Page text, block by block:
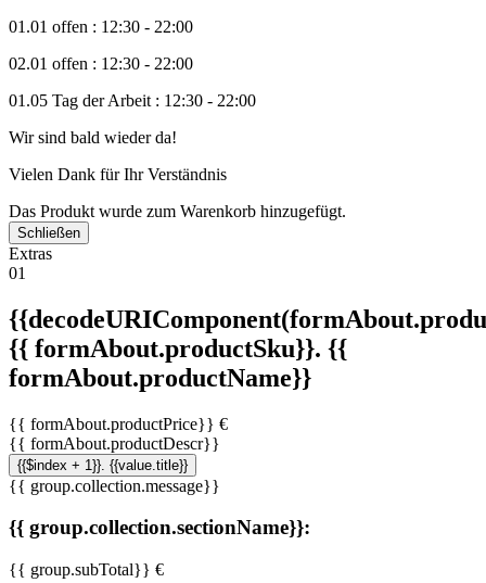
01.01 offen : 12:30 - 22:00
02.01 offen : 12:30 - 22:00
01.05 Tag der Arbeit : 12:30 - 22:00
Wir sind bald wieder da!
Vielen Dank für Ihr Verständnis
Das Produkt wurde zum Warenkorb hinzugefügt.
Schließen
Extras
01
{{ formAbout.productSku}}. {{
formAbout.productName}}
{{ formAbout.productPrice}} €
{{ formAbout.productDescr}}
{{$index + 1}}. {{value.title}}
{{ group.collection.message}}
{{ group.collection.sectionName}}:
{{ group.subTotal}} €